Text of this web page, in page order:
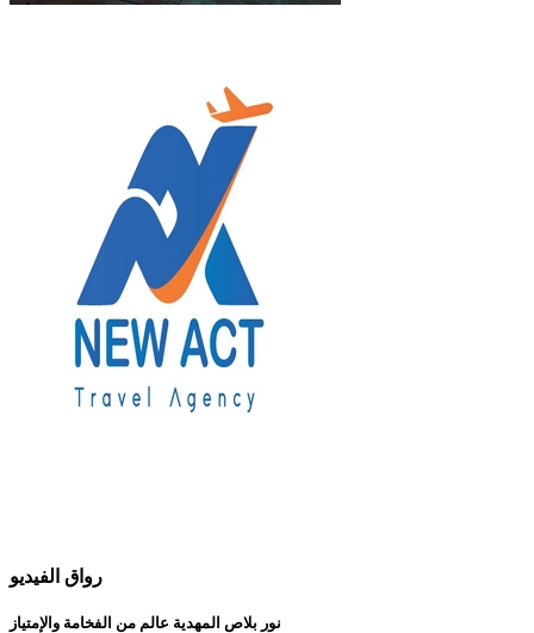
رواق الفيديو
نور بلاص المهدية عالم من الفخامة والإمتياز